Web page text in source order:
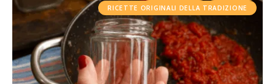
RICETTE ORIGINALI DELLA TRADIZIONE